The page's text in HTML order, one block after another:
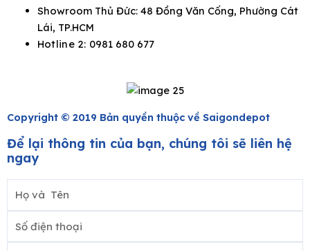
Showroom Thủ Đức: 48 Đồng Văn Cống, Phường Cát
Lái, TP.HCM
Hotline 2: 0981 680 677
Copyright © 2019 Bản quyền thuộc về Saigondepot
Để lại thông tin của bạn, chúng tôi sẽ liên hệ
ngay
và
Tên
điện